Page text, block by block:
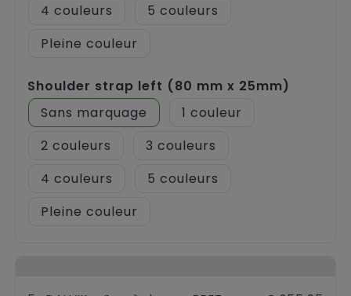
4
5
Pleine couleur
Shoulder strap left (80 mm x 25mm)
Sans marquage
1
2
3
4
5
Pleine couleur